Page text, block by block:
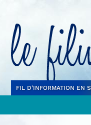
FIL D’INFORMATION EN